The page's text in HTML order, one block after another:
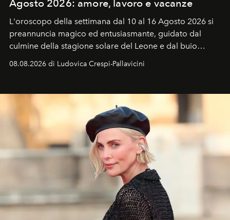
Agosto 2026: amore, lavoro e vacanze
L'oroscopo della settimana dal 10 al 16 Agosto 2026 si
preannuncia magico ed entusiasmante, guidato dal
culmine della stagione solare del Leone e dal buio
ideale per la notte delle Perseidi.
08.08.2026 di Ludovica Crespi-Pallavicini